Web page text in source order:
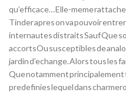
qu’efficace… Elle-meme rattache
Tinder apres on va pouvoir
internautes distraits Sauf Que
accortsOu susceptibles de
jardin d’echange. Alors tous les
Que notamment principalement
predefinies lequel dans